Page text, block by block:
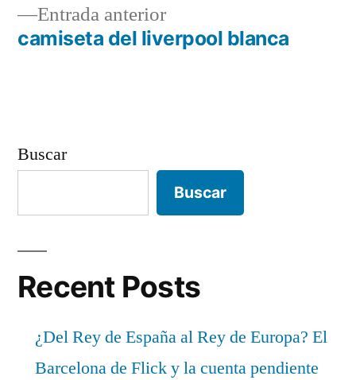
entradas
Entrada anteriorEntrada
anterior:
camiseta del liverpool blanca
Buscar
Buscar
Recent Posts
¿Del Rey de España al Rey de Europa? El
Barcelona de Flick y la cuenta pendiente